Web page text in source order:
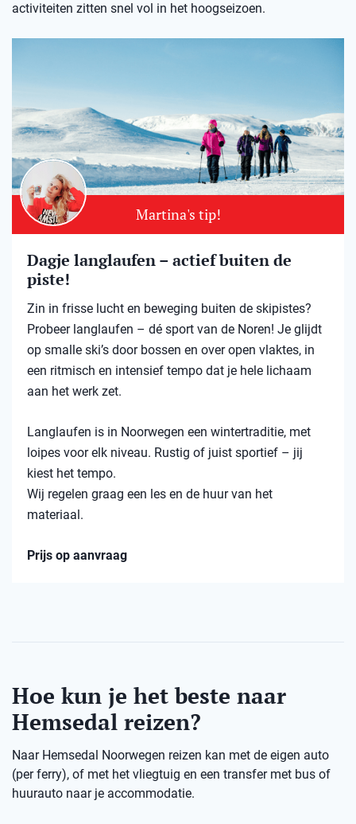
activiteiten zitten snel vol in het hoogseizoen.
Martina's tip!
Dagje langlaufen – actief buiten de
piste!
Zin in frisse lucht en beweging buiten de skipistes?
Probeer langlaufen – dé sport van de Noren! Je glijdt
op smalle ski’s door bossen en over open vlaktes, in
een ritmisch en intensief tempo dat je hele lichaam
aan het werk zet.
Langlaufen is in Noorwegen een wintertraditie, met
loipes voor elk niveau. Rustig of juist sportief – jij
kiest het tempo.
Wij regelen graag een les en de huur van het
materiaal.
Prijs op aanvraag
Hoe kun je het beste naar
Hemsedal reizen?
Naar Hemsedal Noorwegen reizen kan met de eigen auto
(per ferry), of met het vliegtuig en een transfer met bus of
huurauto naar je accommodatie.